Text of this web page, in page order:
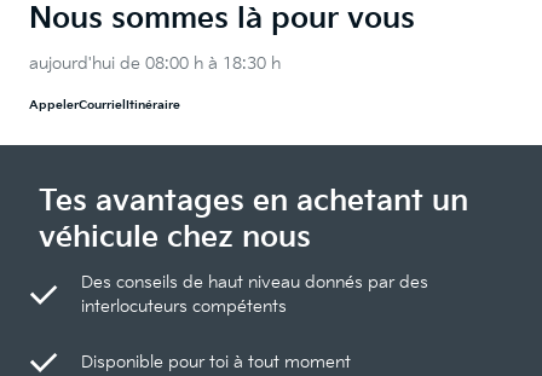
Nous sommes là pour vous
aujourd'hui de 08:00 h à 18:30 h
AppelerCourriel Itinéraire
Tes avantages en achetant un
véhicule chez nous
Des conseils de haut niveau donnés par des
interlocuteurs compétents
Disponible pour toi à tout moment